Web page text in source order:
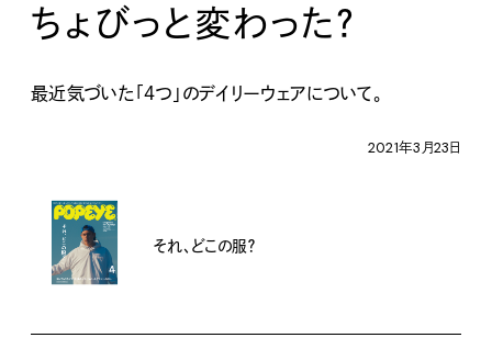
ちょびっと変わった？
最近気づいた「４つ」のデイリーウェアについて。
2021年3月23日
それ、どこの服？